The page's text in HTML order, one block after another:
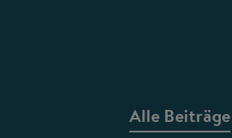
Alle Beiträge